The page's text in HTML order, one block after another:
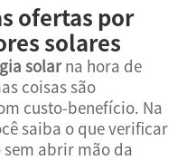
ofertas por
solares
solarna hora de
coisas são
custo-benefício. Na
saiba o que verificar
abrir mão da